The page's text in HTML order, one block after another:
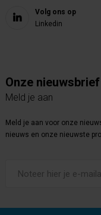
Volg ons op
Linkedin
Onze nieuwsbrief
Meld je aan
Meld je aan voor onze
nieuws en onze nieuwste